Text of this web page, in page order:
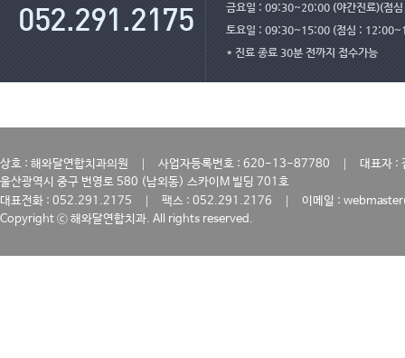
금요일 : 09:30~20:00 (야간진료)(점
토요일 : 09:30~15:00 (점심 :
* 진료 종료 30분 전까지 접수가능
상호 : 해와달연합치과의원 사업자등록번호 : 620-13-87780
대표자 :
울산광역시 중구 번영로 580 (남외동) 스카이M 빌딩 701호
대표전화 : 052.291.2175
팩스 : 052.291.2176
이메일 :
Copyright ⓒ 해와달연합치과. All rights reserved.